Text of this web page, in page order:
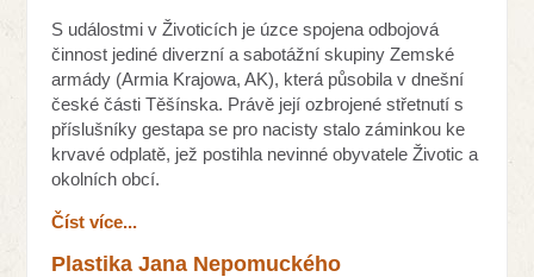
S událostmi v Životicích je úzce spojena odbojová
činnost jediné diverzní a sabotážní skupiny Zemské
armády (Armia Krajowa, AK), která působila v dnešní
české části Těšínska. Právě její ozbrojené střetnutí s
příslušníky gestapa se pro nacisty stalo záminkou ke
krvavé odplatě, jež postihla nevinné obyvatele Životic a
okolních obcí.
Číst více...
Plastika Jana Nepomuckého